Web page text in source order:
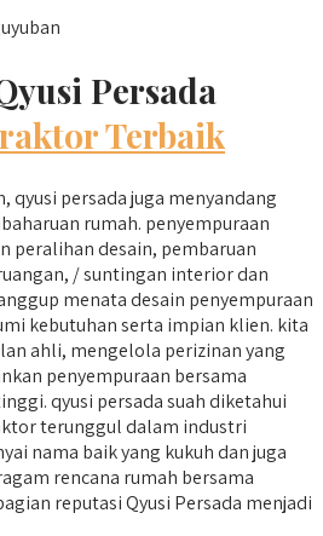
Persada
Terbaik
qyusi persada juga menyandang
rumah. penyempuraan
peralihan desain, pembaruan
/ suntingan interior dan
menata desain penyempuraan
kebutuhan serta impian klien. kita
ahli, mengelola perizinan yang
penyempuraan bersama
qyusi persada suah diketahui
terunggul dalam industri
nama baik yang kukuh dan juga
rencana rumah bersama
reputasi Qyusi Persada menjadi